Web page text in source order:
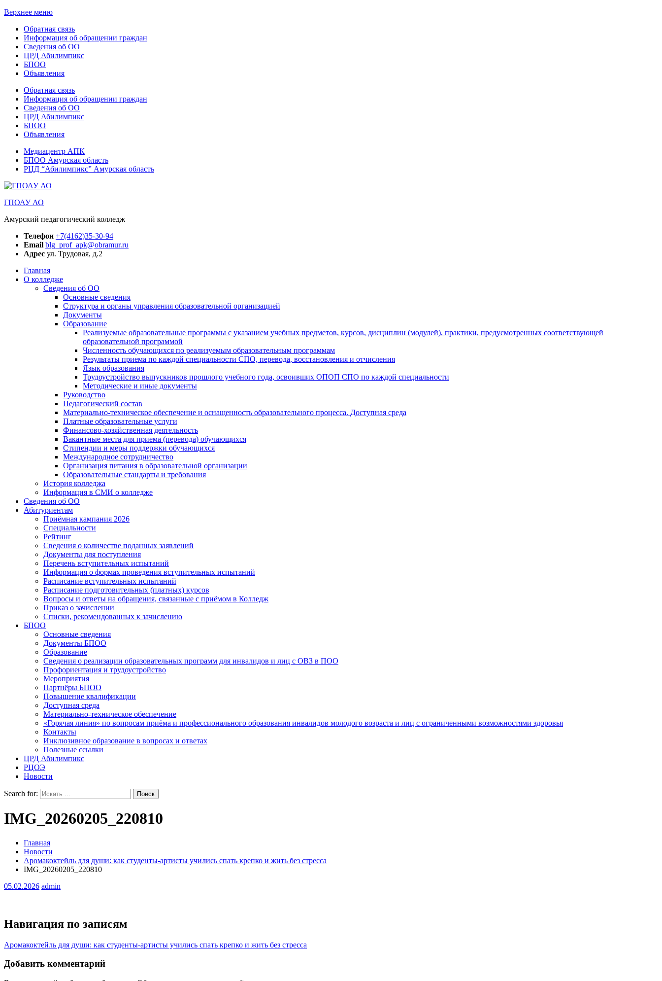
Верхнее меню
Обратная связь
Информация об обращении граждан
Сведения об ОО
ЦРД Абилимпикс
БПОО
Объявления
Обратная связь
Информация об обращении граждан
Сведения об ОО
ЦРД Абилимпикс
БПОО
Объявления
Медиацентр АПК
БПОО Амурская область
РЦД “Абилимпикс” Амурская область
ГПОАУ АО
Амурский педагогический колледж
Телефон +7(4162)35-30-94
Email blg_prof_apk@obramur.ru
Адрес ул. Трудовая, д.2
Главная
О колледже
Сведения об ОО
Основные сведения
Структура и органы управления образовательной организацией
Документы
Образование
Реализуемые образовательные программы с указанием учебных предметов, курсов, дисциплин (модулей), практики, предусмотренных соответствующей
образовательной программой
Численность обучающихся по реализуемым образовательным программам
Результаты приема по каждой специальности СПО, перевода, восстановления и отчисления
Язык образования
Трудоустройство выпускников прошлого учебного года, освоивших ОПОП СПО по каждой специальности
Методические и иные документы
Руководство
Педагогический состав
Материально-техническое обеспечение и оснащенность образовательного процесса. Доступная среда
Платные образовательные услуги
Финансово-хозяйственная деятельность
Вакантные места для приема (перевода) обучающихся
Стипендии и меры поддержки обучающихся
Международное сотрудничество
Организация питания в образовательной организации
Образовательные стандарты и требования
История колледжа
Информация в СМИ о колледже
Сведения об ОО
Абитуриентам
Приёмная кампания 2026
Специальности
Рейтинг
Сведения о количестве поданных заявлений
Документы для поступления
Перечень вступительных испытаний
Информация о формах проведения вступительных испытаний
Расписание вступительных испытаний
Расписание подготовительных (платных) курсов
Вопросы и ответы на обращения, связанные с приёмом в Колледж
Приказ о зачислении
Списки, рекомендованных к зачислению
БПОО
Основные сведения
Документы БПОО
Образование
Сведения о реализации образовательных программ для инвалидов и лиц с ОВЗ в ПОО
Профориентация и трудоустройство
Мероприятия
Партнёры БПОО
Повышение квалификации
Доступная среда
Материально-техническое обеспечение
«Горячая линия» по вопросам приёма и профессионального образования инвалидов молодого возраста и лиц с ограниченными возможностями здоровья
Контакты
Инклюзивное образование в вопросах и ответах
Полезные ссылки
ЦРД Абилимпикс
РЦОЭ
Новости
Search for:
IMG_20260205_220810
Главная
Новости
Аромакоктейль для души: как студенты-артисты учились спать крепко и жить без стресса
IMG_20260205_220810
05.02.2026 admin
Навигация по записям
Аромакоктейль для души: как студенты-артисты учились спать крепко и жить без стресса
Добавить комментарий